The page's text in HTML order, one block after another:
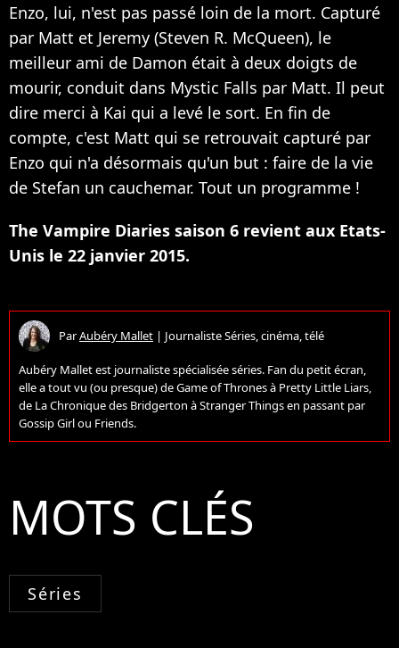
Enzo, lui, n'est pas passé loin de la mort. Capturé
par Matt et Jeremy (Steven R. McQueen), le
meilleur ami de Damon était à deux doigts de
mourir, conduit dans Mystic Falls par Matt. Il peut
dire merci à Kai qui a levé le sort. En fin de
compte, c'est Matt qui se retrouvait capturé par
Enzo qui n'a désormais qu'un but : faire de la vie
de Stefan un cauchemar. Tout un programme !
The Vampire Diaries saison 6 revient aux Etats-
Unis le 22 janvier 2015.
ParAubéry Mallet | Journaliste Séries, cinéma, télé
Aubéry Mallet est journaliste spécialisée séries. Fan du petit écran,
elle a tout vu (ou presque) de Game of Thrones à Pretty Little Liars,
de La Chronique des Bridgerton à Stranger Things en passant par
Gossip Girl ou Friends.
MOTS CLÉS
Séries